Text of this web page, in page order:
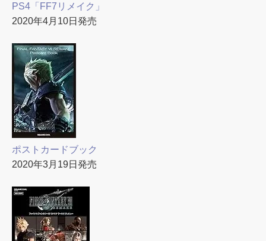
PS4「FF7リメイク」
2020年4月10日発売
ポストカードブック
2020年3月19日発売